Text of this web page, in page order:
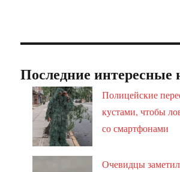
Последние интересные
Полицейские
кустами, чтобы
со смартфонами
Очевидцы